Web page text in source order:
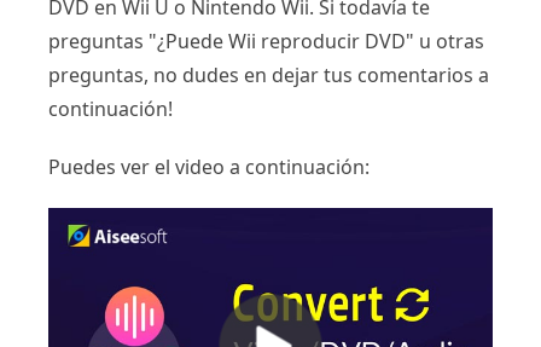
DVD en Wii U o Nintendo Wii. Si todavía te
preguntas "¿Puede Wii reproducir DVD" u otras
preguntas, no dudes en dejar tus comentarios a
continuación!
Puedes ver el video a continuación: